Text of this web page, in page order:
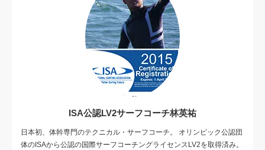
ISA公認LV2サーフコーチ林英祐
日本初、体幹専門のテクニカル・サーフコーチ。 オリンピック公認団
体のISAから公認の国際サーフコーチングライセンスLV2を取得済み。